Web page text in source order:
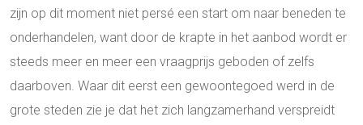
zijn op dit moment niet persé een start om naar beneden te
onderhandelen, want door de krapte in het aanbod wordt er
steeds meer en meer een vraagprijs geboden of zelfs
daarboven. Waar dit eerst een gewoontegoed werd in de
grote steden zie je dat het zich langzamerhand verspreidt